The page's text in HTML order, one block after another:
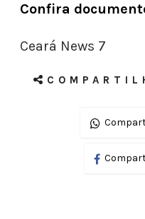
Confira
Ceará News 7